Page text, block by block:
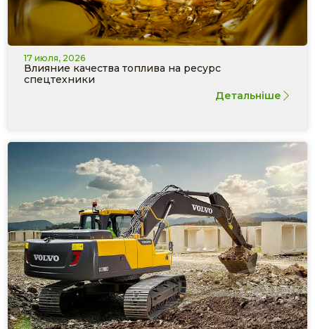
17 июля, 2026
Влияние качества топлива на ресурс
спецтехники
Детальніше